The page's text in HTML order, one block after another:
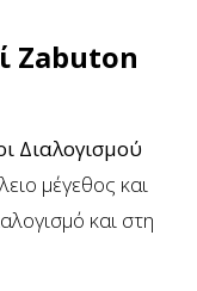
Zabuton
Διαλογισμού
μέγεθος και
και στη